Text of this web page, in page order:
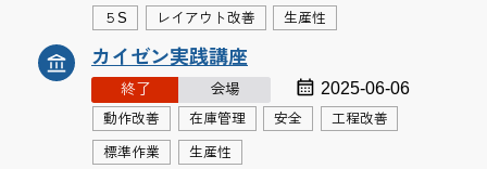
５S レイアウト改善 生産性
カイゼン実践講座
終了 会場 2025-06-06
動作改善 在庫管理 安全 工程改善
標準作業 生産性